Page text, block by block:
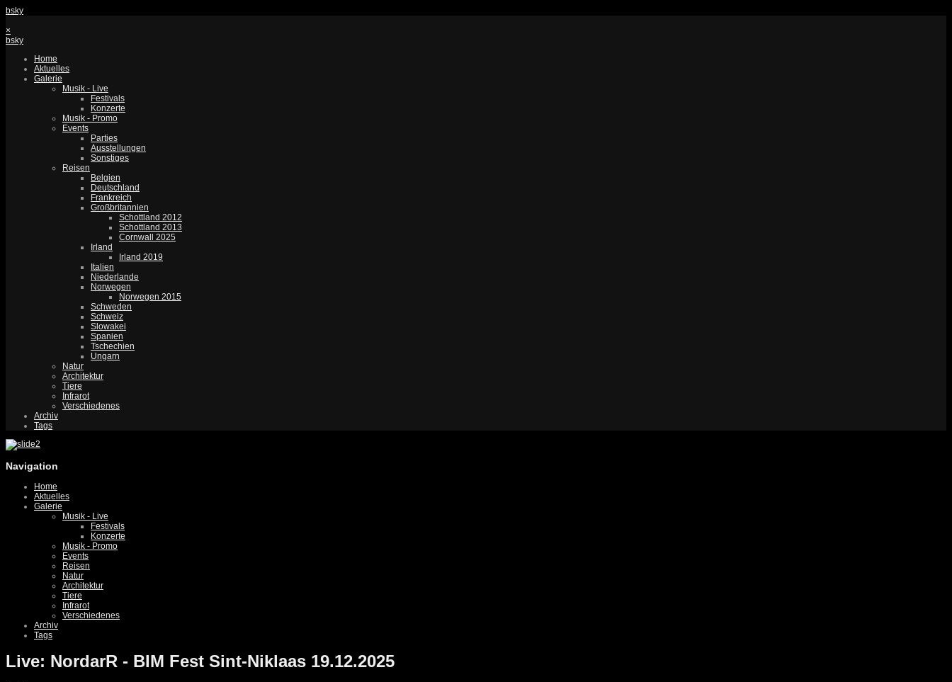
bsky
×
bsky
Home
Aktuelles
Galerie
Musik - Live
Festivals
Konzerte
Musik - Promo
Events
Parties
Ausstellungen
Sonstiges
Reisen
Belgien
Deutschland
Frankreich
Großbritannien
Schottland 2012
Schottland 2013
Cornwall 2025
Irland
Irland 2019
Italien
Niederlande
Norwegen
Norwegen 2015
Schweden
Schweiz
Slowakei
Spanien
Tschechien
Ungarn
Natur
Architektur
Tiere
Infrarot
Verschiedenes
Archiv
Tags
Navigation
Home
Aktuelles
Galerie
Musik - Live
Festivals
Konzerte
Musik - Promo
Events
Reisen
Natur
Architektur
Tiere
Infrarot
Verschiedenes
Archiv
Tags
Live: NordarR - BIM Fest Sint-Niklaas 19.12.2025